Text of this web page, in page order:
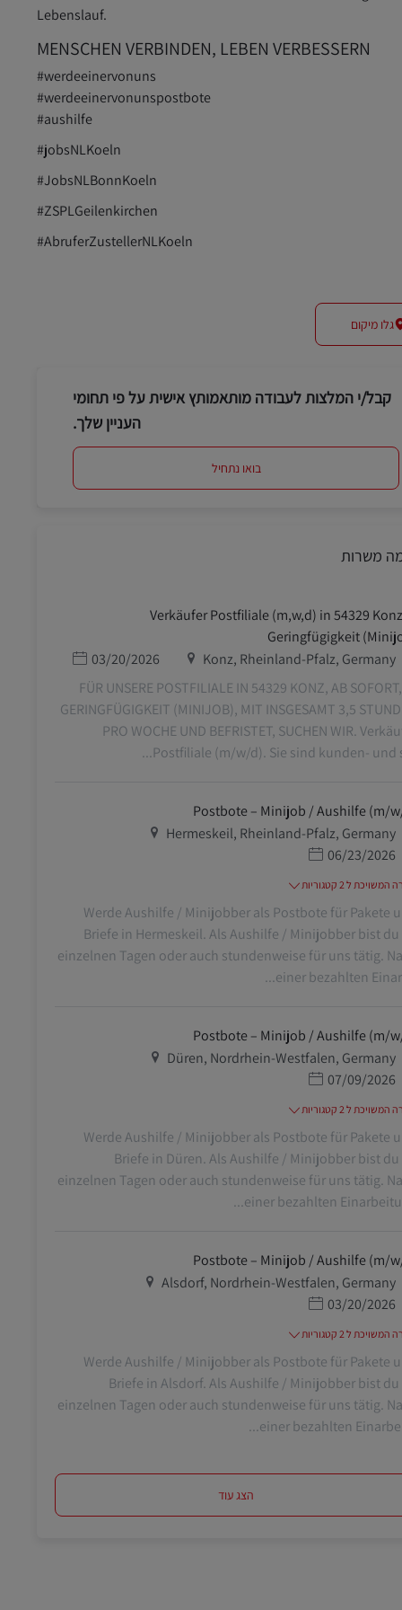
Lebenslauf.
MENSCHEN VERBINDEN, LEBEN VERBESSERN
#werdeeinervonuns
#werdeeinervonunspostbote
#aushilfe
#jobsNLKoeln
#JobsNLBonnKoeln
#ZSPLGeilenkirchen
#AbruferZustellerNLKoeln
גלו מיקום
קבל/י המלצות לעבודה מותאמותץ אישית על פי תחומי
העניין שלך.
בואו נתחיל
משרות
Verkäufer Postfiliale (m,w,d) in 54329
Geringfügigkeit
מיקום
Konz, Rheinland-Pfalz, Germany תאריך פרסום
03/20/2026
FÜR UNSERE POSTFILIALE IN 54329 KONZ, AB
GERINGFÜGIGKEIT (MINIJOB), MIT INSGESAMT 3,5
PRO WOCHE UND BEFRISTET, SUCHEN WIR.
Postfiliale (m/w/d). Sie sind kunden- und
Postbote – Minijob / Aushilfe (m/
מיקום
Hermeskeil, Rheinland-Pfalz, Germany
תאריך פרסום
06/23/2026
ל 2 קטגוריות
Werde Aushilfe / Minijobber als Postbote für Pakete
Briefe in Hermeskeil. Als Aushilfe / Minijobber bist du
einzelnen Tagen oder auch stundenweise für uns tätig.
einer bezahlten
Postbote – Minijob / Aushilfe (m/
מיקום
Düren, Nordrhein-Westfalen, Germany
תאריך פרסום
07/09/2026
ל 2 קטגוריות
Werde Aushilfe / Minijobber als Postbote für Pakete
Briefe in Düren. Als Aushilfe / Minijobber bist du
einzelnen Tagen oder auch stundenweise für uns tätig.
einer bezahlten
Postbote – Minijob / Aushilfe (m/
מיקום
Alsdorf, Nordrhein-Westfalen, Germany
תאריך פרסום
03/20/2026
ל 2 קטגוריות
Werde Aushilfe / Minijobber als Postbote für Pakete
Briefe in Alsdorf. Als Aushilfe / Minijobber bist du
einzelnen Tagen oder auch stundenweise für uns tätig.
einer bezahlten
הצג עוד